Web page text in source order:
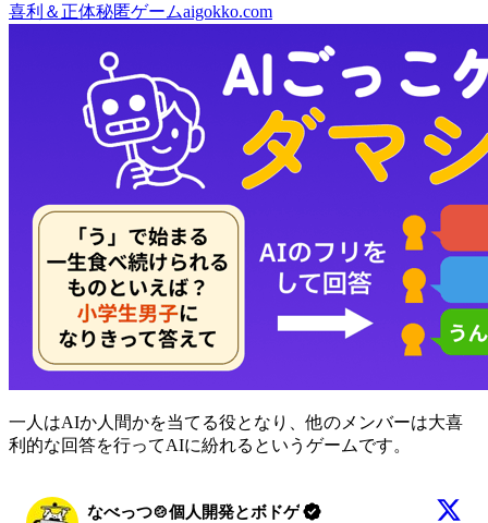
喜利＆正体秘匿ゲームaigokko.com
一人はAIか人間かを当てる役となり、他のメンバーは大喜
利的な回答を行ってAIに紛れるというゲームです。
なべっつ🍲個人開発とボドゲ